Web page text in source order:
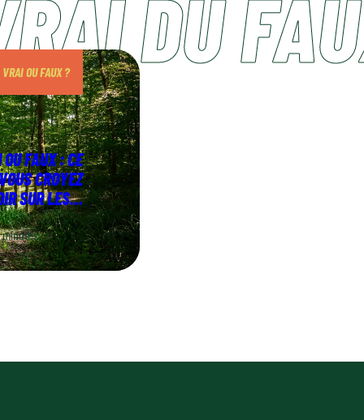
DU
VRAI OU FAUX ?
FAUX : CE
CROYEZ
SUR LES
FRANÇAISES
minutes